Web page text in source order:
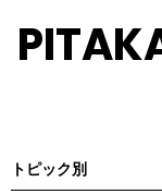
-
Google
トピック別